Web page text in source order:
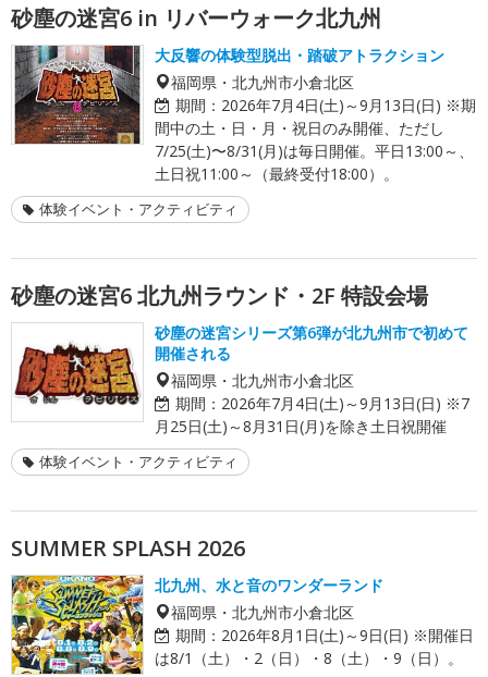
砂塵の迷宮6 in リバーウォーク北九州
大反響の体験型脱出・踏破アトラクション
福岡県・北九州市小倉北区
期間： 2026年7月4日(土)～9月13日(日) ※期
間中の土・日・月・祝日のみ開催、ただし
7/25(土)〜8/31(月)は毎日開催。平日13:00～、
土日祝11:00～（最終受付18:00）。
体験イベント・アクティビティ
砂塵の迷宮6 北九州ラウンド・2F 特設会場
砂塵の迷宮シリーズ第6弾が北九州市で初めて
開催される
福岡県・北九州市小倉北区
期間： 2026年7月4日(土)～9月13日(日) ※7
月25日(土)～8月31日(月)を除き土日祝開催
体験イベント・アクティビティ
SUMMER SPLASH 2026
北九州、水と音のワンダーランド
福岡県・北九州市小倉北区
期間： 2026年8月1日(土)～9日(日) ※開催日
は8/1（土）・2（日）・8（土）・9（日）。